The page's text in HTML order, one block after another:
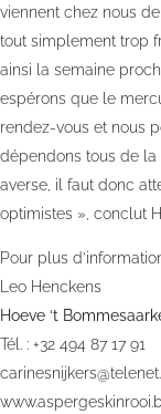
viennent chez nous
tout simplement trop
ainsi la semaine
espérons que le
rendez-vous et nous
dépendons tous de la
averse, il faut donc
optimistes », conclut
Pour plus
Leo Henckens
Hoeve ‘t
Tél. : +32 494 87 17 91